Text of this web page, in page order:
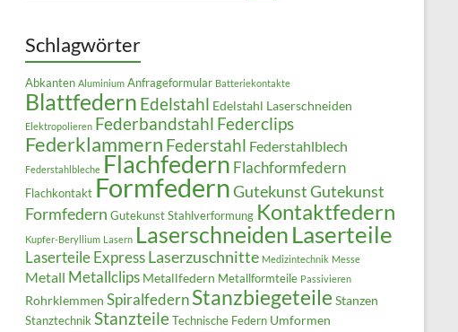
Schlagwörter
Abkanten Aluminium Anfrageformular Batteriekontakte
Blattfedern Edelstahl Edelstahl Laserschneiden
Elektropolieren Federbandstahl Federclips
Federklammern Federstahl Federstahlblech
Federstahlbleche Flachfedern Flachformfedern
Flachkontakt FormfedernGutekunstGutekunst
Formfedern Gutekunst Stahlverformung Kontaktfedern
Kupfer-Beryllium Lasern Laserschneiden Laserteile
Laserteile Express Laserzuschnitte Medizintechnik Messe
Metall Metallclips Metallfedern Metallformteile Passivieren
Rohrklemmen Spiralfedern Stanzbiegeteile Stanzen
Stanztechnik Stanzteile Technische Federn Umformen